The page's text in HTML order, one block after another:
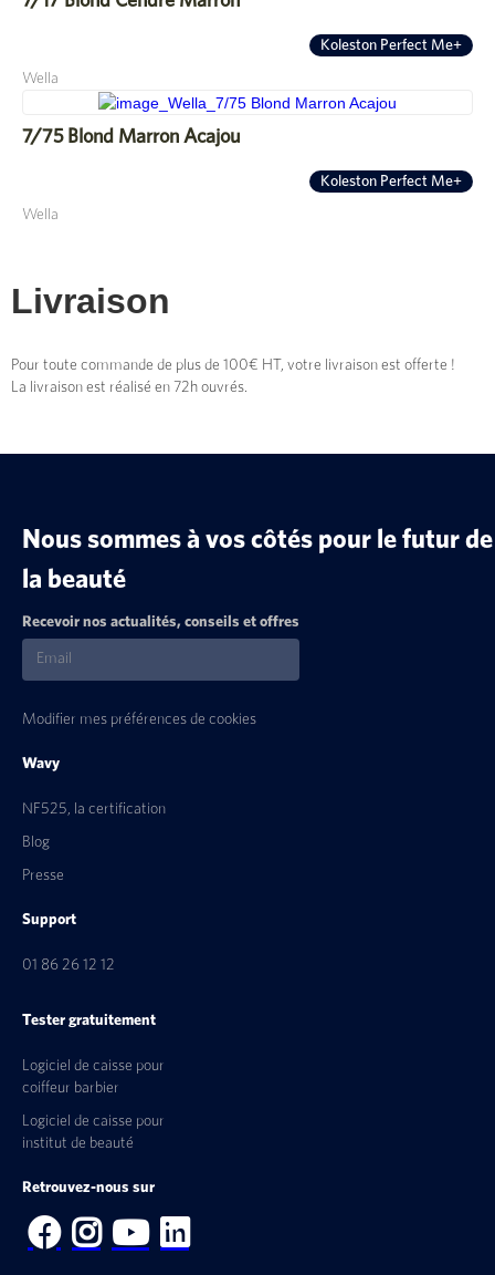
Koleston Perfect Me+
Wella
7/75 Blond Marron Acajou
Koleston Perfect Me+
Wella
Livraison
Pour toute commande de plus de 100€ HT, votre livraison est offerte !
La livraison est réalisé en 72h ouvrés.
Nous sommes à vos côtés pour le futur de
la beauté
Recevoir nos actualités, conseils et offres
Modifier mes préférences de cookies
Wavy
NF525, la certification
Blog
Presse
Support
01 86 26 12 12
Tester gratuitement
Logiciel de caisse pour
coiffeur barbier
Logiciel de caisse pour
institut de beauté
Retrouvez-nous sur
   